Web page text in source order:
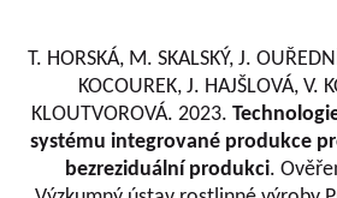
T. HORSKÁ, M. SKALSKÝ, J.
KOCOUREK, J. HAJŠLOVÁ, V.
KLOUTVOROVÁ. 2023.
systému integrované produkce
bezreziduální produkci.